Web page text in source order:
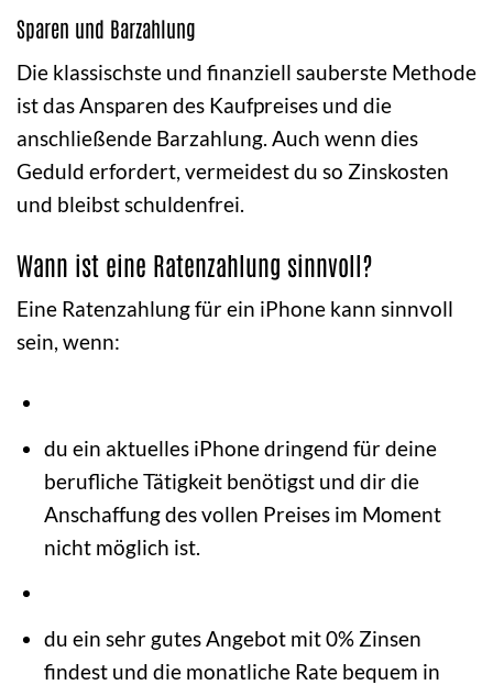
Sparen und Barzahlung
Die klassischste und finanziell sauberste Methode
ist das Ansparen des Kaufpreises und die
anschließende Barzahlung. Auch wenn dies
Geduld erfordert, vermeidest du so Zinskosten
und bleibst schuldenfrei.
Wann ist eine Ratenzahlung sinnvoll?
Eine Ratenzahlung für ein iPhone kann sinnvoll
sein, wenn:
du ein aktuelles iPhone dringend für deine
berufliche Tätigkeit benötigst und dir die
Anschaffung des vollen Preises im Moment
nicht möglich ist.
du ein sehr gutes Angebot mit 0% Zinsen
findest und die monatliche Rate bequem in